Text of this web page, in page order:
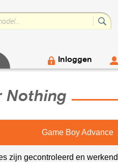
Inloggen
Nothing
Game Boy Advance |
zijn gecontroleerd en werkend